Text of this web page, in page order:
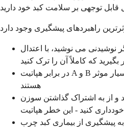
می نوشید، با اعتدال
بگیرید که کاملاً آن را ترک کنید
در برابر هپاتیت A و B واکسینه شوید - این واکسن ها بسیار موثر
هستند
و از به اشتراک گذاشتن سوزن
پیشگیری از بیماری کبد چرب